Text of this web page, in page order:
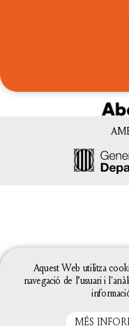
Aquest Web utilitza
navegació de l’usuari i
MÉS